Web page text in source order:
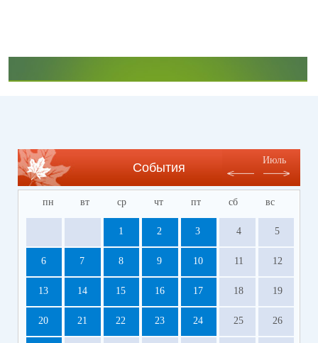
События
Июль
пн вт ср чт пт сб вс
1 2 3 4 5
6 7 8 9 10 11 12
13 14 15 16 17 18 19
20 21 22 23 24 25 26